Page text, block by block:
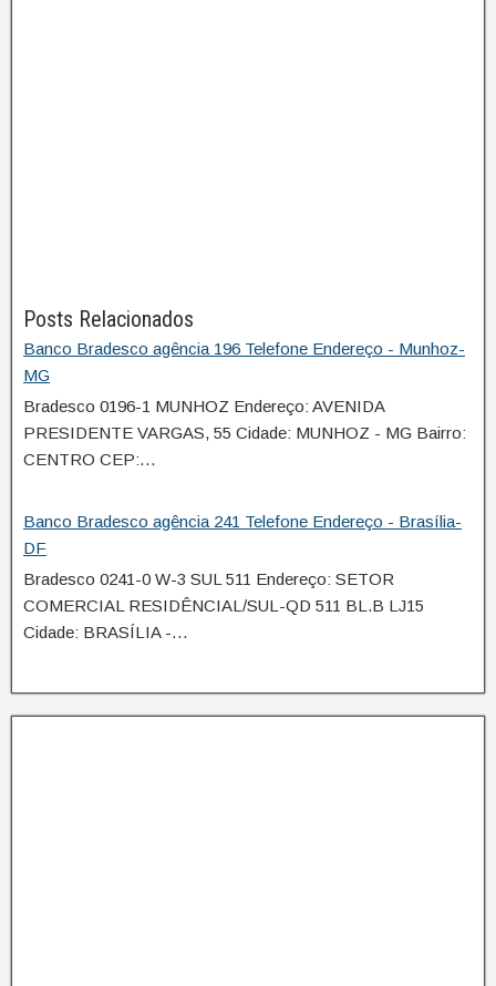
Posts Relacionados
Banco Bradesco agência 196 Telefone Endereço - Munhoz-
MG
Bradesco 0196-1 MUNHOZ Endereço: AVENIDA
PRESIDENTE VARGAS, 55 Cidade: MUNHOZ - MG Bairro:
CENTRO CEP:…
Banco Bradesco agência 241 Telefone Endereço - Brasília-
DF
Bradesco 0241-0 W-3 SUL 511 Endereço: SETOR
COMERCIAL RESIDÊNCIAL/SUL-QD 511 BL.B LJ15
Cidade: BRASÍLIA -…